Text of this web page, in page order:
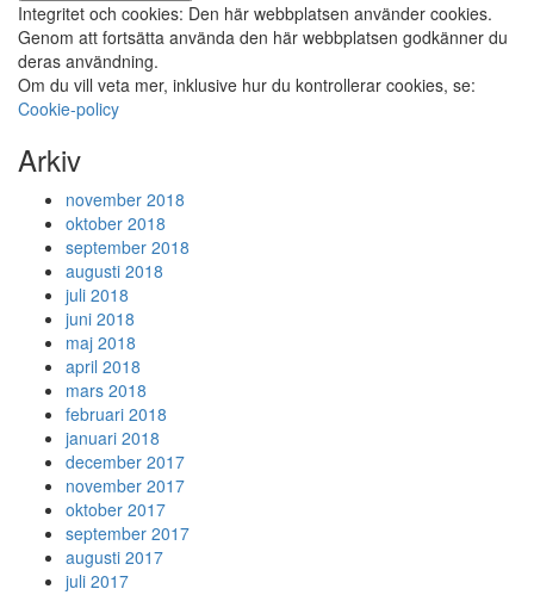
Integritet och cookies: Den här webbplatsen använder cookies.
Genom att fortsätta använda den här webbplatsen godkänner du
deras användning.
Om du vill veta mer, inklusive hur du kontrollerar cookies, se:
Cookie-policy
Arkiv
november 2018
oktober 2018
september 2018
augusti 2018
juli 2018
juni 2018
maj 2018
april 2018
mars 2018
februari 2018
januari 2018
december 2017
november 2017
oktober 2017
september 2017
augusti 2017
juli 2017